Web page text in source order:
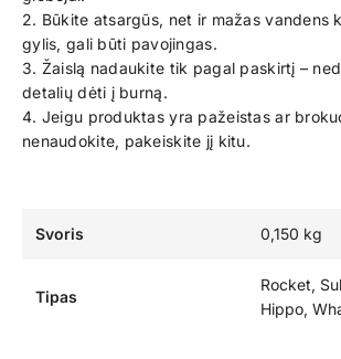
2. Būkite atsargūs, net ir mažas vandens
gylis, gali būti pavojingas.
3. Žaislą nadaukite tik pagal paskirtį –
detalių dėti į burną.
4. Jeigu produktas yra pažeistas ar
nenaudokite, pakeiskite jį kitu.
Svoris 0,150 kg
Tipas
Rocket,
Hippo,